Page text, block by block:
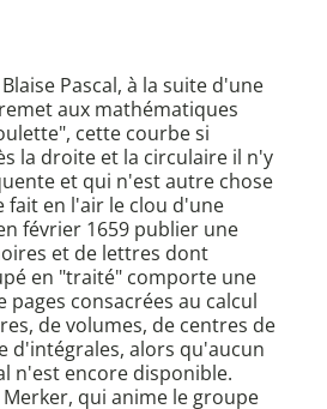
Pascal, à la suite d'une
aux mathématiques
cette courbe si
la droite et la circulaire il n'y
et qui n'est autre chose
fait en l'air le clou d'une
février 1659 publier une
et de lettres dont
en "traité" comporte une
pages consacrées au calcul
de volumes, de centres de
d'intégrales, alors qu'aucun
n'est encore disponible.
Merker, qui anime le groupe